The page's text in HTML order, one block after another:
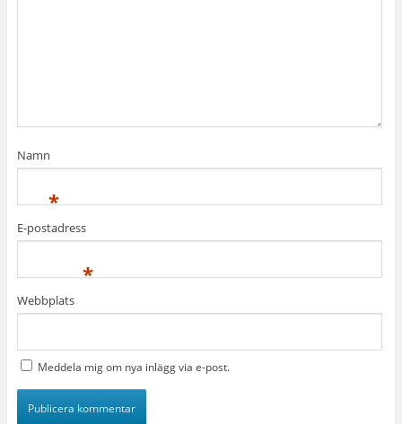
Namn
*
E-postadress
*
Webbplats
Meddela mig om nya inlägg via e-post.